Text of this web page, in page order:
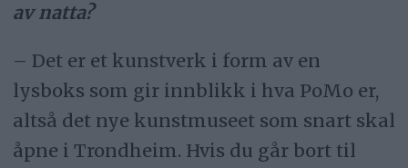
av natta?
– Det er et kunstverk i form av en
lysboks som gir innblikk i hva PoMo er,
altså det nye kunstmuseet som snart skal
åpne i Trondheim. Hvis du går bort til